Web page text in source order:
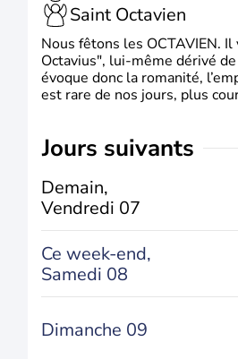
Saint Octavien
Nous fêtons les OCTAVIEN.
Octavius", lui-même dérivé
évoque donc la romanité,
est rare de nos jours, plus
jours suivants
Demain,
Vendredi 07
Ce week-end,
Samedi 08
Dimanche 09